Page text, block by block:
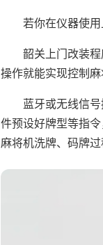
若你在仪器使
韶关上门改装
操作就能实现控制麻
蓝牙或无线信
件预设好牌型等指
麻将机洗牌、码牌过